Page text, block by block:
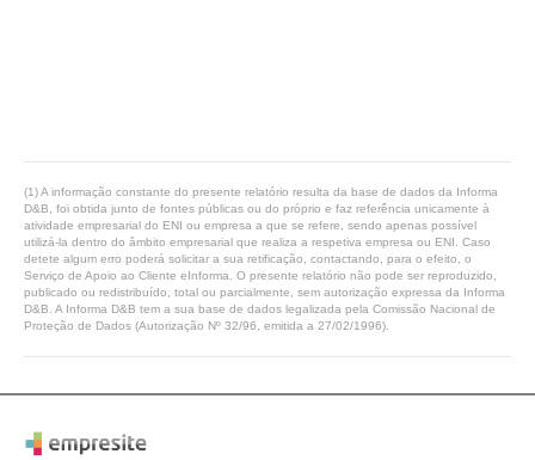
(1) A informação constante do presente relatório resulta da base de dados da Informa
D&B, foi obtida junto de fontes públicas ou do próprio e faz referência unicamente à
atividade empresarial do ENI ou empresa a que se refere, sendo apenas possível
utilizá-la dentro do âmbito empresarial que realiza a respetiva empresa ou ENI. Caso
detete algum erro poderá solicitar a sua retificação, contactando, para o efeito, o
Serviço de Apoio ao Cliente eInforma. O presente relatório não pode ser reproduzido,
publicado ou redistribuído, total ou parcialmente, sem autorização expressa da Informa
D&B. A Informa D&B tem a sua base de dados legalizada pela Comissão Nacional de
Proteção de Dados (Autorização Nº 32/96, emitida a 27/02/1996).